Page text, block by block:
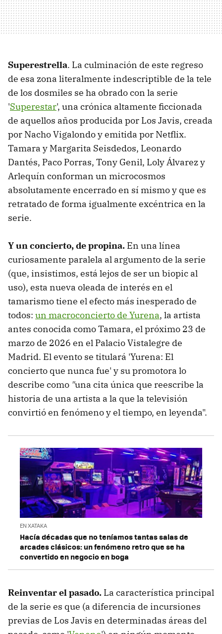
Superestrella. La culminación de este regreso
de esa zona literalmente indescriptible de la tele
de los dosmiles se ha obrado con la serie
'Superestar', una crónica altamente ficcionada
de aquellos años producida por Los Javis, creada
por Nacho Vigalondo y emitida por Netflix.
Tamara y Margarita Seisdedos, Leonardo
Dantés, Paco Porras, Tony Genil, Loly Álvarez y
Arlequín conforman un microcosmos
absolutamente encerrado en sí mismo y que es
retratado de forma igualmente excéntrica en la
serie.
Y un concierto, de propina. En una línea
curiosamente paralela al argumento de la serie
(que, insistimos, está lejos de ser un biopic al
uso), esta nueva oleada de interés en el
tamarismo tiene el efecto más inesperado de
todos: un macroconcierto de Yurena, la artista
antes conocida como Tamara, el próximo 23 de
marzo de 2026 en el Palacio Vistalegre de
Madrid. El evento se titulará 'Yurena: El
concierto que nunca fue' y su promotora lo
describe como "una cita única que reescribe la
historia de una artista a la que la televisión
convirtió en fenómeno y el tiempo, en leyenda".
EN XATAKA
Hacía décadas que no teníamos tantas salas de
arcades clásicos: un fenómeno retro que se ha
convertido en negocio en boga
Reinventar el pasado. La característica principal
de la serie es que (a diferencia de incursiones
previas de Los Javis en determinadas áreas del